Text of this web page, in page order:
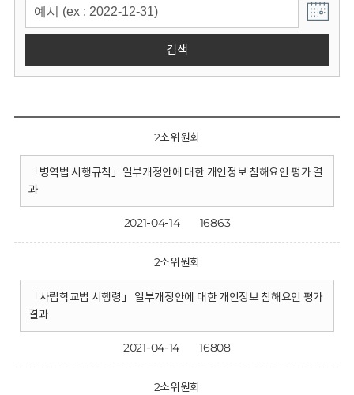
검색
2소위원회
「병역법 시행규칙」일부개정안에 대한 개인정보 침해요인 평가 결
과
2021-04-14 16863
2소위원회
「사립학교법 시행령」 일부개정안에 대한 개인정보 침해요인 평가
결과
2021-04-14 16808
2소위원회